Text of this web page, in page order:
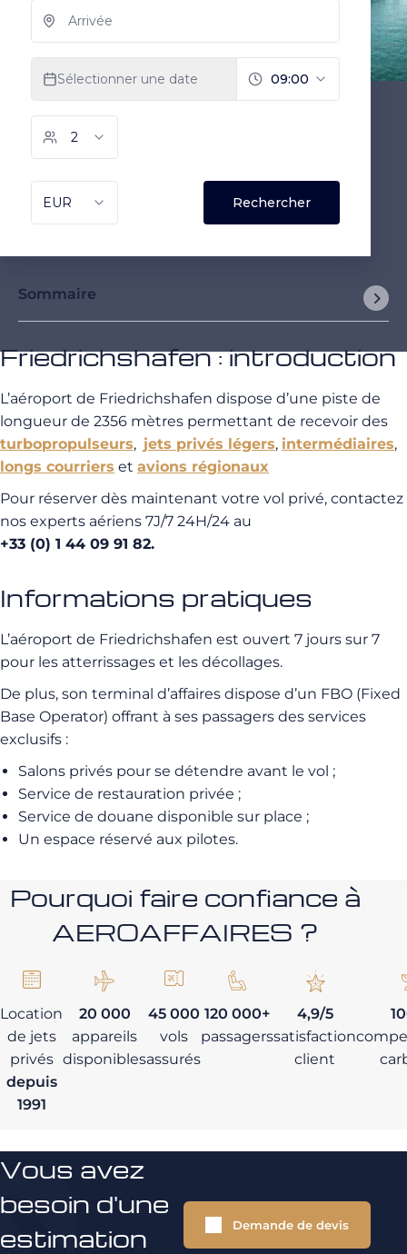
Sommaire
Friedrichshafen : introduction
L’aéroport de Friedrichshafen dispose d’une piste de
longueur de 2356 mètres permettant de recevoir des
turbopropulseurs, jets privés légers, intermédiaires,
longs courriers et avions régionaux
Pour réserver dès maintenant votre vol privé, contactez
nos experts aériens 7J/7 24H/24 au
+33 (0) 1 44 09 91 82.
Informations pratiques
L’aéroport de Friedrichshafen est ouvert 7 jours sur 7
pour les atterrissages et les décollages.
De plus, son terminal d’affaires dispose d’un FBO (Fixed
Base Operator) offrant à ses passagers des services
exclusifs :
Salons privés pour se détendre avant le vol ;
Service de restauration privée ;
Service de douane disponible sur place ;
Un espace réservé aux pilotes.
Pourquoi faire confiance à
AEROAFFAIRES ?
Location
de jets
privés
depuis
1991
20 000
appareils
disponibles
45 000
vols
assurés
120 000+
passagers
4,9/5
satisfaction
client
Vous avez
besoin d'une
estimation
Demande de devis